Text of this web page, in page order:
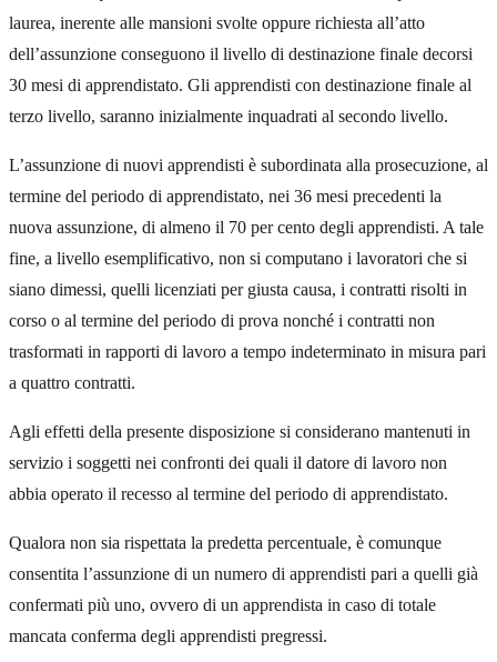
laurea, inerente alle mansioni svolte oppure richiesta all’atto
dell’assunzione conseguono il livello di destinazione finale decorsi
30 mesi di apprendistato. Gli apprendisti con destinazione finale al
terzo livello, saranno inizialmente inquadrati al secondo livello.
L’assunzione di nuovi apprendisti è subordinata alla prosecuzione, al
termine del periodo di apprendistato, nei 36 mesi precedenti la
nuova assunzione, di almeno il 70 per cento degli apprendisti. A tale
fine, a livello esemplificativo, non si computano i lavoratori che si
siano dimessi, quelli licenziati per giusta causa, i contratti risolti in
corso o al termine del periodo di prova nonché i contratti non
trasformati in rapporti di lavoro a tempo indeterminato in misura pari
a quattro contratti.
Agli effetti della presente disposizione si considerano mantenuti in
servizio i soggetti nei confronti dei quali il datore di lavoro non
abbia operato il recesso al termine del periodo di apprendistato.
Qualora non sia rispettata la predetta percentuale, è comunque
consentita l’assunzione di un numero di apprendisti pari a quelli già
confermati più uno, ovvero di un apprendista in caso di totale
mancata conferma degli apprendisti pregressi.